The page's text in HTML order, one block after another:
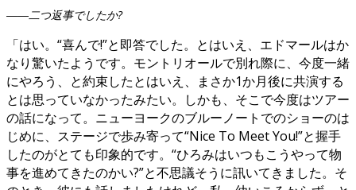
――二つ返事でしたか?
「はい。“喜んで!”と即答でした。とはいえ、エドマールはか
なり驚いたようです。モントリオールで別れ際に、今度一緒
にやろう、と約束したとはいえ、まさか1か月後に共演する
とは思っていなかったみたい。しかも、そこで今度はツアー
の話になって。ニューヨークのブルーノートでのショーのは
じめに、ステージで歩み寄って“Nice To Meet You!”と握手
したのがとても印象的です。“ひろみはいつもこうやって物
事を進めてきたのかい?”と不思議そうに訊いてきました。そ